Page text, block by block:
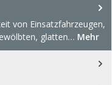
von Einsatzfahrzeugen,
glatten… Mehr